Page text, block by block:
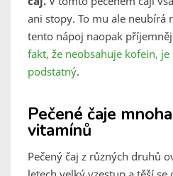
ani stopy. To mu ale neubírá
tento nápoj naopak
fakt, že neobsahuje kofein,
podstatný.
Pečené čaje
vitamínů
Pečený čaj z různých druhů